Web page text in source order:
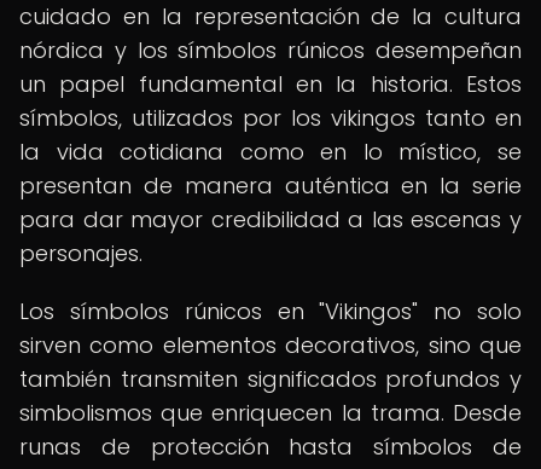
cuidado en la representación de la cultura
nórdica y los símbolos rúnicos desempeñan
un papel fundamental en la historia. Estos
símbolos, utilizados por los vikingos tanto en
la vida cotidiana como en lo místico, se
presentan de manera auténtica en la serie
para dar mayor credibilidad a las escenas y
personajes.
Los símbolos rúnicos en "Vikingos" no solo
sirven como elementos decorativos, sino que
también transmiten significados profundos y
simbolismos que enriquecen la trama. Desde
runas de protección hasta símbolos de